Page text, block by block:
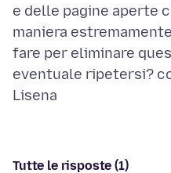
e delle pagine aperte
maniera
fare per eliminare
eventuale ripetersi?
Tutte le risposte (1)